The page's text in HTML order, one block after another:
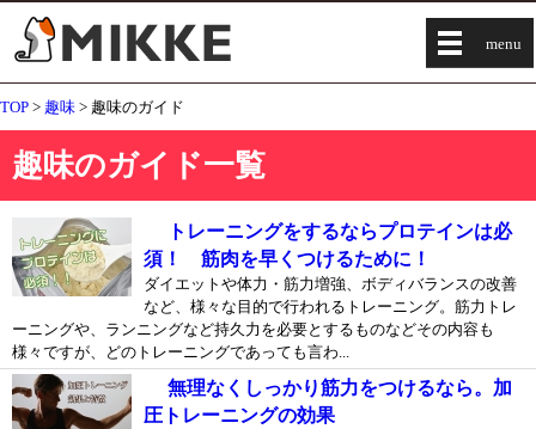
menu
TOP > 趣味 > 趣味のガイド
趣味のガイド一覧
トレーニングをするならプロテインは必
須！ 筋肉を早くつけるために！
ダイエットや体力・筋力増強、ボディバランスの改善
など、様々な目的で行われるトレーニング。筋力トレ
ーニングや、ランニングなど持久力を必要とするものなどその内容も
様々ですが、どのトレーニングであっても言わ...
無理なくしっかり筋力をつけるなら。加
圧トレーニングの効果